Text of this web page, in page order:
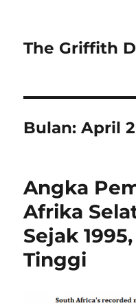
The Griffith
Bulan:April
Angka
Afrika
Sejak
Tinggi